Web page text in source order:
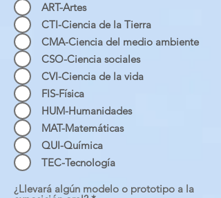
ART-Artes
CTI-Ciencia de la Tierra
CMA-Ciencia del medio ambiente
CSO-Ciencia sociales
CVI-Ciencia de la vida
FIS-Física
HUM-Humanidades
MAT-Matemáticas
QUI-Química
TEC-Tecnología
¿Llevará algún modelo o prototipo a la